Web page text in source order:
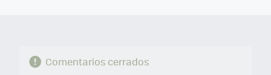
Comentarios cerrados